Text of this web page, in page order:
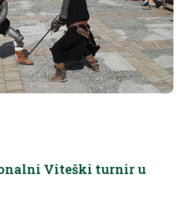
Viteški turnir u